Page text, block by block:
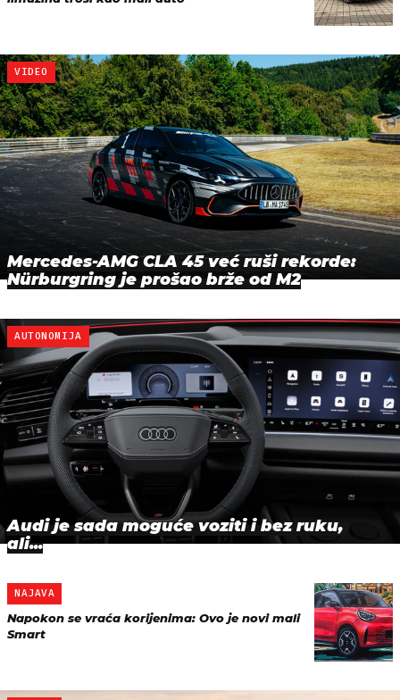
VIDEO
Mercedes-AMG CLA 45 već ruši rekorde:
Nürburgring je prošao brže od M2
AUTONOMIJA
Audi je sada moguće voziti i bez ruku,
ali...
NAJAVA
Napokon se vraća korijenima: Ovo je novi mali
Smart